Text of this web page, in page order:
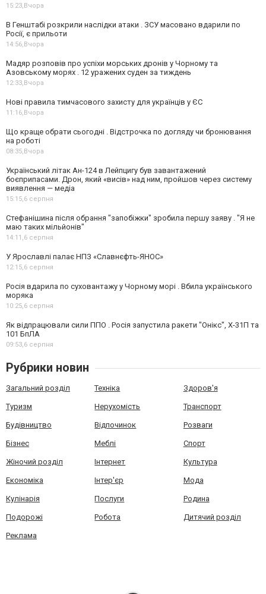
15:23,Вчора
В Генштабі розкрили наслідки атаки . ЗСУ масовано вдарили по
Росії, є прильоти
14:56,Вчора
Мадяр розповів про успіхи морських дронів у Чорному та
Азовському морях . 12 уражених суден за тиждень
12:33,Вчора
Нові правила тимчасового захисту для українців у ЄС
11:16,Вчора
Що краще обрати сьогодні . Відстрочка по догляду чи бронювання
на роботі
08:35,Вчора
Український літак Ан-124 в Лейпцигу був завантажений
боєприпасами. Дрон, який «висів» над ним, пройшов через систему
виявлення — медіа
15:15,6 серпня
Стефанішина після обрання "запобіжки" зробила першу заяву . "Я не
маю таких мільйонів"
14:11,6 серпня
У Ярославлі палає НПЗ «Славнєфть-ЯНОС»
12:15,6 серпня
Росія вдарила по суховантажу у Чорному морі . Вбила українського
моряка
10:25,6 серпня
Як відпрацювали сили ППО . Росія запустила ракети "Онікс", Х-31П та
101 БпЛА
09:53,6 серпня
Рубрики новин
Загальний розділ Техніка Здоров'я
Туризм Нерухомість Транспорт
Будівництво Відпочинок Розваги
Бізнес Меблі Спорт
Жіночий розділ Інтернет Культура
Економіка Інтер'єр Мода
Кулінарія Послуги Родина
Подорожі Робота Дитячий розділ
Реклама